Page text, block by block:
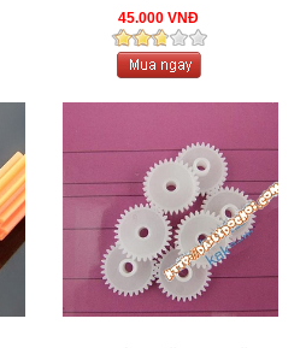
45.000 VNĐ